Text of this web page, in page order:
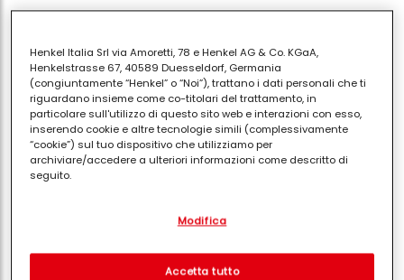
Versare nel blender 30 ml di succo di limone, 10 ml di
sciroppo di granatina, 6 ml di rum bianco e 50 gr di
ghiaccio tritato. frullare per 30 secondi, indi versare
nel bicchiere dcorando con una fettina di limone.
Henkel Italia Srl via Amoretti, 78 e Henkel AG & Co. KGaA,
Henkelstrasse 67, 40589 Duesseldorf, Germania
(congiuntamente “Henkel” o “Noi”), trattano i dati personali che ti
riguardano insieme come co-titolari del trattamento, in
particolare sull'utilizzo di questo sito web e interazioni con esso,
inserendo cookie e altre tecnologie simili (complessivamente
“cookie”) sul tuo dispositivo che utilizziamo per
archiviare/accedere a ulteriori informazioni come descritto di
seguito.
separati o co-titolari come indicato nella nostra Informativa sulla
pixel, impronte digitali e tecnologie simili" utilizzeremo anche
cookie ed elaboreremo i dati relativi a te per
Modifica
Accetta tutto